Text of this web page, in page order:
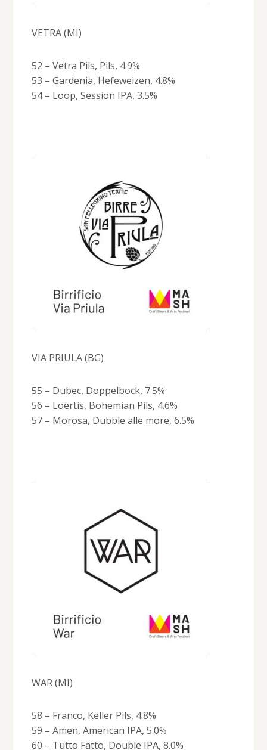
VETRA (MI)
52 – Vetra Pils, Pils, 4.9%
53 – Gardenia, Hefeweizen, 4.8%
54 – Loop, Session IPA, 3.5%
VIA PRIULA (BG)
55 – Dubec, Doppelbock, 7.5%
56 – Loertis, Bohemian Pils, 4.6%
57 – Morosa, Dubble alle more, 6.5%
WAR (MI)
58 – Franco, Keller Pils, 4.8%
59 – Amen, American IPA, 5.0%
60 – Tutto Fatto, Double IPA, 8.0%